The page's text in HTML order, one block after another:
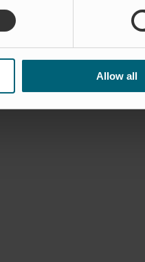
Allow all